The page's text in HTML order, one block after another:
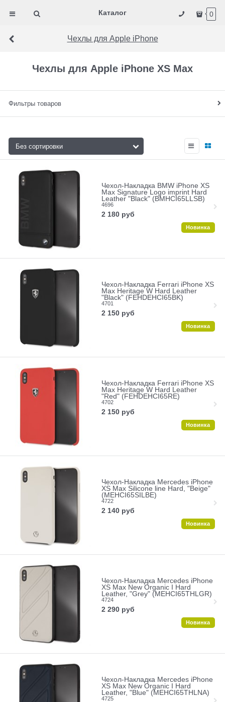
Каталог 0
Чехлы для Apple iPhone
Чехлы для Apple iPhone XS Max
Фильтры товаров
Чехол-Накладка BMW iPhone XS
Max Signature Logo imprint Hard
Leather "Black" (BMHCI65LLSB)
4696
2 180 руб
Новинка
Чехол-Накладка Ferrari iPhone XS
Max Heritage W Hard Leather
"Black" (FEHDEHCI65BK)
4701
2 150 руб
Новинка
Чехол-Накладка Ferrari iPhone XS
Max Heritage W Hard Leather
"Red" (FEHDEHCI65RE)
4702
2 150 руб
Новинка
Чехол-Накладка Mercedes iPhone
XS Max Silicone line Hard, "Beige"
(MEHCI65SILBE)
4722
2 140 руб
Новинка
Чехол-Накладка Mercedes iPhone
XS Max New Organic I Hard
Leather, "Grey" (MEHCI65THLGR)
4724
2 290 руб
Новинка
Чехол-Накладка Mercedes iPhone
XS Max New Organic I Hard
Leather, "Blue" (MEHCI65THLNA)
4725